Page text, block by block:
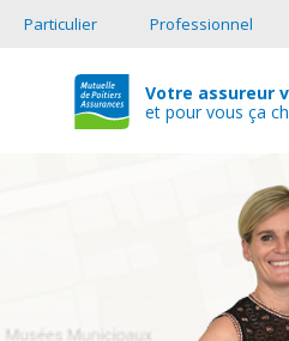
Particulier Professionnel
Votre assureur
et pour vous ça